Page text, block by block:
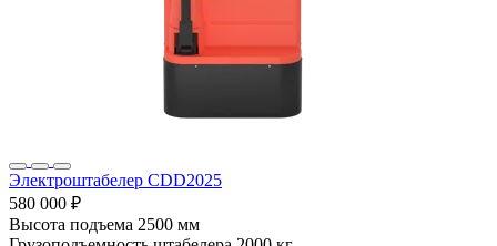
Электроштабелер CDD2025
580 000 ₽
Высота подъема 2500 мм